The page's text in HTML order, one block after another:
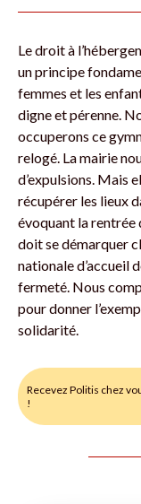
Le droit à
un principe
femmes et les
digne et pérenne.
occuperons ce
relogé. La mairie
d’expulsions. Mais
récupérer les lieux
évoquant la rentrée
doit se démarquer
nationale d’accueil
fermeté. Nous
pour donner
solidarité.
Recevez Politis chez
!